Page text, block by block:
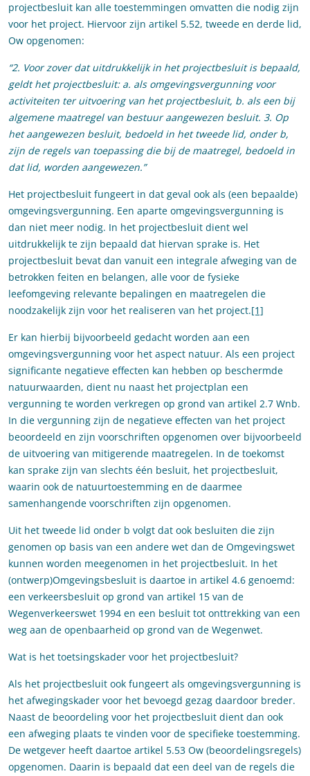
projectbesluit kan alle toestemmingen omvatten die nodig zijn
voor het project. Hiervoor zijn artikel 5.52, tweede en derde lid,
Ow opgenomen:
“2. Voor zover dat uitdrukkelijk in het projectbesluit is bepaald,
geldt het projectbesluit: a. als omgevingsvergunning voor
activiteiten ter uitvoering van het projectbesluit, b. als een bij
algemene maatregel van bestuur aangewezen besluit. 3. Op
het aangewezen besluit, bedoeld in het tweede lid, onder b,
zijn de regels van toepassing die bij de maatregel, bedoeld in
dat lid, worden aangewezen.”
Het projectbesluit fungeert in dat geval ook als (een bepaalde)
omgevingsvergunning. Een aparte omgevingsvergunning is
dan niet meer nodig. In het projectbesluit dient wel
uitdrukkelijk te zijn bepaald dat hiervan sprake is. Het
projectbesluit bevat dan vanuit een integrale afweging van de
betrokken feiten en belangen, alle voor de fysieke
leefomgeving relevante bepalingen en maatregelen die
noodzakelijk zijn voor het realiseren van het project.[1]
Er kan hierbij bijvoorbeeld gedacht worden aan een
omgevingsvergunning voor het aspect natuur. Als een project
significante negatieve effecten kan hebben op beschermde
natuurwaarden, dient nu naast het projectplan een
vergunning te worden verkregen op grond van artikel 2.7 Wnb.
In die vergunning zijn de negatieve effecten van het project
beoordeeld en zijn voorschriften opgenomen over bijvoorbeeld
de uitvoering van mitigerende maatregelen. In de toekomst
kan sprake zijn van slechts één besluit, het projectbesluit,
waarin ook de natuurtoestemming en de daarmee
samenhangende voorschriften zijn opgenomen.
Uit het tweede lid onder b volgt dat ook besluiten die zijn
genomen op basis van een andere wet dan de Omgevingswet
kunnen worden meegenomen in het projectbesluit. In het
(ontwerp)Omgevingsbesluit is daartoe in artikel 4.6 genoemd:
een verkeersbesluit op grond van artikel 15 van de
Wegenverkeerswet 1994 en een besluit tot onttrekking van een
weg aan de openbaarheid op grond van de Wegenwet.
Wat is het toetsingskader voor het projectbesluit?
Als het projectbesluit ook fungeert als omgevingsvergunning is
het afwegingskader voor het bevoegd gezag daardoor breder.
Naast de beoordeling voor het projectbesluit dient dan ook
een afweging plaats te vinden voor de specifieke toestemming.
De wetgever heeft daartoe artikel 5.53 Ow (beoordelingsregels)
opgenomen. Daarin is bepaald dat een deel van de regels die